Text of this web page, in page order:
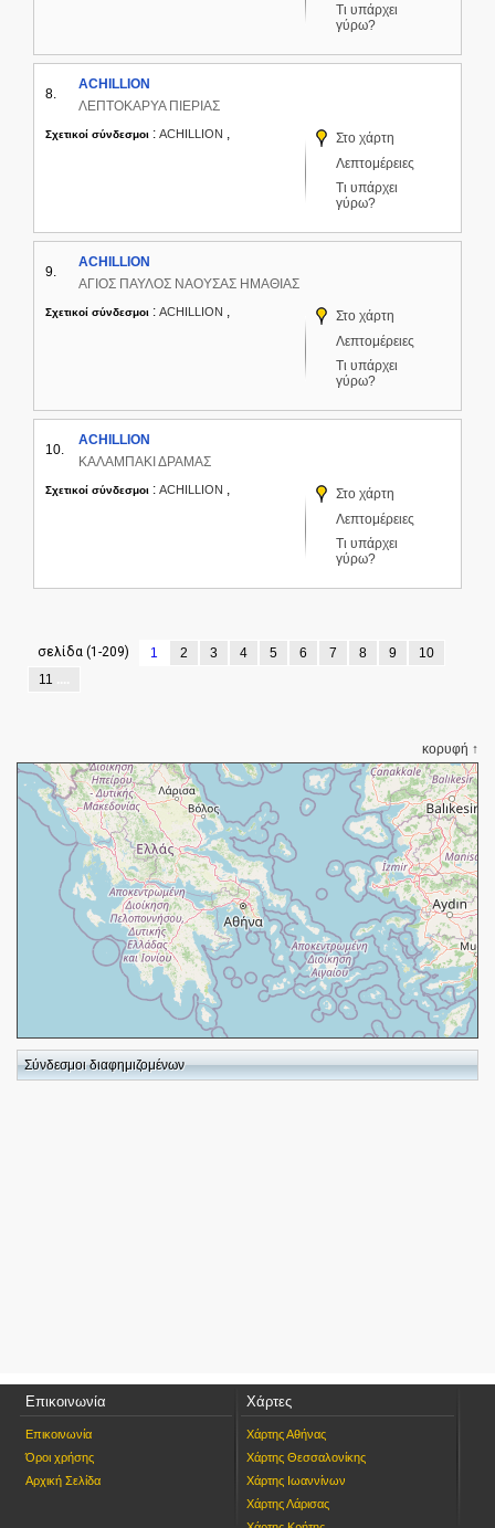
Τι υπάρχει
γύρω?
8.
ACHILLION
ΛΕΠΤΟΚΑΡΥΑ ΠΙΕΡΙΑΣ
Σχετικοί σύνδεσμοι : ACHILLION ,
Στο χάρτη
Λεπτομέρειες
Τι υπάρχει
γύρω?
9.
ACHILLION
ΑΓΙΟΣ ΠΑΥΛΟΣ ΝΑΟΥΣΑΣ ΗΜΑΘΙΑΣ
Σχετικοί σύνδεσμοι : ACHILLION ,
Στο χάρτη
Λεπτομέρειες
Τι υπάρχει
γύρω?
10.
ACHILLION
ΚΑΛΑΜΠΑΚΙ ΔΡΑΜΑΣ
Σχετικοί σύνδεσμοι : ACHILLION ,
Στο χάρτη
Λεπτομέρειες
Τι υπάρχει
γύρω?
σελίδα (1-209) 1 2 3 4 5 6 7 8 9
10
11
κορυφή ↑
+
−
⇧
Σύνδεσμοι διαφημιζομένων
Επικοινωνία
Επικοινωνία
Όροι χρήσης
Αρχική Σελίδα
Χάρτες
Χάρτης Αθήνας
Χάρτης Θεσσαλονίκης
Χάρτης Ιωαννίνων
Χάρτης Λάρισας